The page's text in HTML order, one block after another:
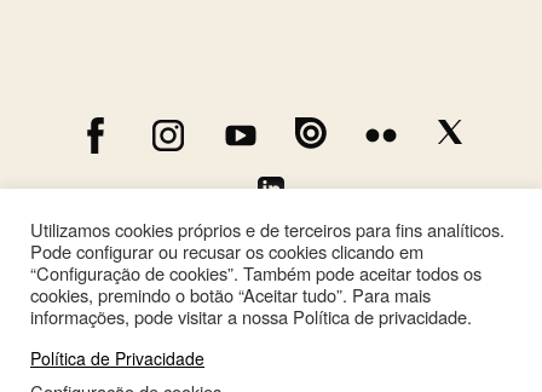
Utilizamos cookies próprios e de terceiros para fins analíticos.
Pode configurar ou recusar os cookies clicando em
“Configuração de cookies”. Também pode aceitar todos os
cookies, premindo o botão “Aceitar tudo”. Para mais
informações, pode visitar a nossa Política de privacidade.
Política de Privacidade